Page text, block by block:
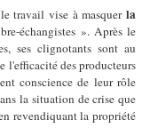
travail vise à masquer la
échangistes ». Après le
ses clignotants sont au
l'efficacité des producteurs
conscience de leur rôle
la situation de crise que
revendiquant la propriété